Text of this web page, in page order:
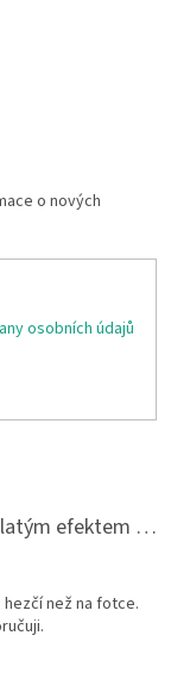
o nových
osobních údajů
Adventní kalendář k ušití se zlatým efektem 042Q
než na fotce.